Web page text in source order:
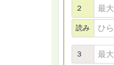
２
読み
３